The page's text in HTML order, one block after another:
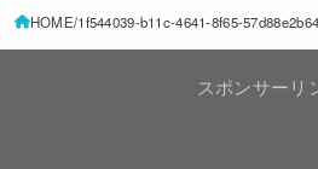
HOME 1f544039-b11c-4641-8f65-
スポンサーリ